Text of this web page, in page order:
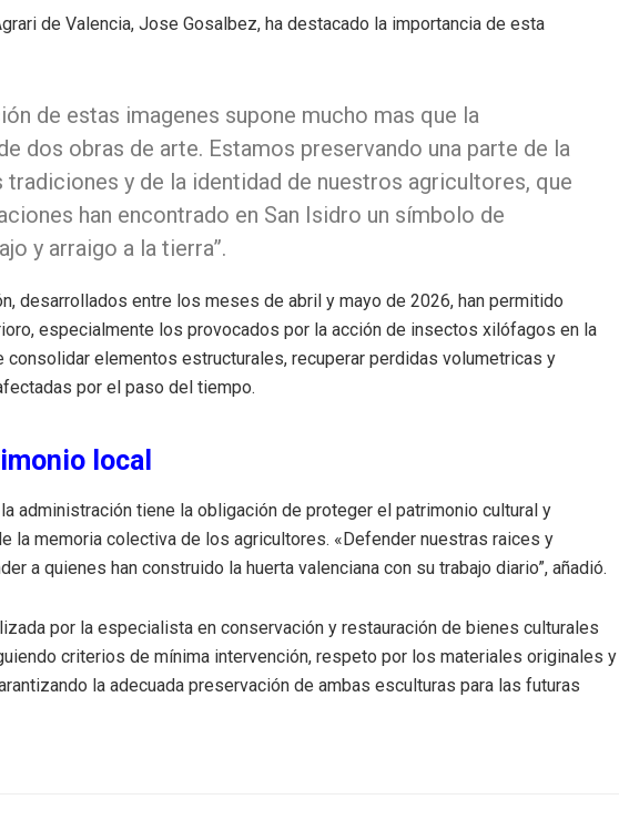
de Valencia, Jose Gosalbez, ha destacado la importancia de esta
de estas imagenes supone mucho mas que la
dos obras de arte. Estamos preservando una parte de la
tradiciones y de la identidad de nuestros agricultores, que
han encontrado en San Isidro un símbolo de
y arraigo a la tierra”.
desarrollados entre los meses de abril y mayo de 2026, han permitido
especialmente los provocados por la acción de insectos xilófagos en la
consolidar elementos estructurales, recuperar perdidas volumetricas y
por el paso del tiempo.
local
administración tiene la obligación de proteger el patrimonio cultural y
la memoria colectiva de los agricultores. «Defender nuestras raices y
a quienes han construido la huerta valenciana con su trabajo diario”, añadió.
por la especialista en conservación y restauración de bienes culturales
criterios de mínima intervención, respeto por los materiales originales y
la adecuada preservación de ambas esculturas para las futuras